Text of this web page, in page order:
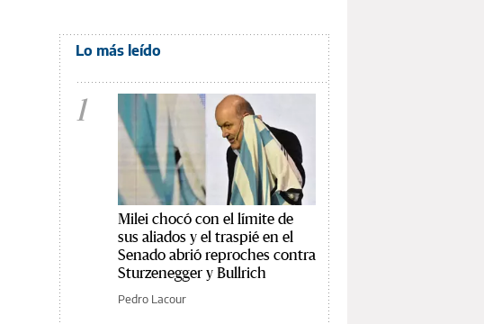
Lo más leído
1
Milei chocó con el límite de
sus aliados y el traspié en el
Senado abrió reproches contra
Sturzenegger y Bullrich
Pedro Lacour